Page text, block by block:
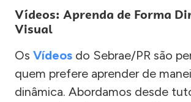
Vídeos: Aprenda de Forma
Visual
Os Vídeos do Sebrae/PR são
quem prefere aprender de
dinâmica. Abordamos desde